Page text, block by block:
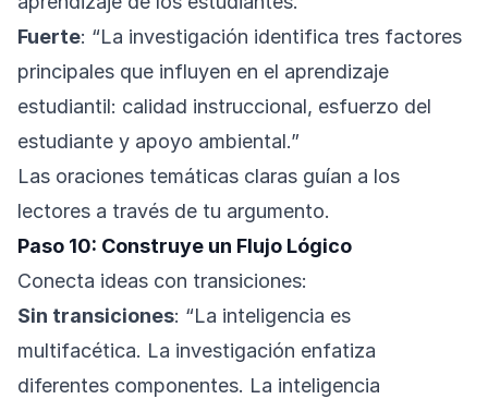
Fuerte: “La investigación identifica tres factores
principales que influyen en el aprendizaje
estudiantil: calidad instruccional, esfuerzo del
estudiante y apoyo ambiental.”
Las oraciones temáticas claras guían a los
lectores a través de tu argumento.
Paso 10: Construye un Flujo Lógico
Conecta ideas con transiciones:
Sin transiciones: “La inteligencia es
multifacética. La investigación enfatiza
diferentes componentes. La inteligencia